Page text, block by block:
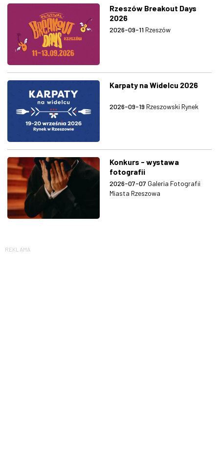
Rzeszów Breakout Days
2026
2026-09-11 Rzeszów
Karpaty na Widelcu 2026
2026-09-19 Rzeszowski Rynek
Konkurs - wystawa
fotografii
2026-07-07 Galeria Fotografii
Miasta Rzeszowa
REKLAMA